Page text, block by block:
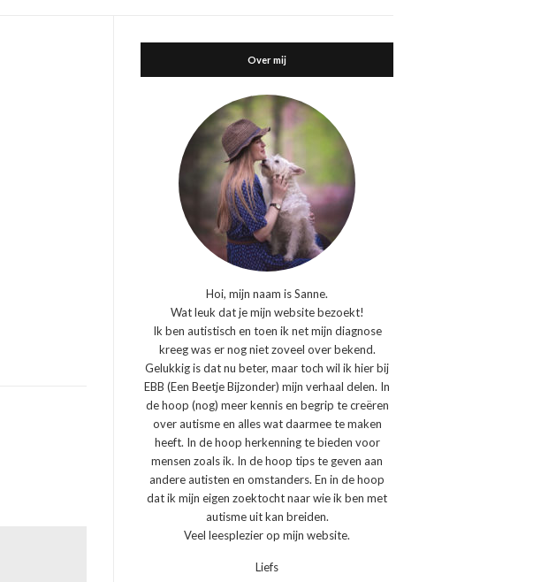
Over mij
Hoi, mijn naam is Sanne.
Wat leuk dat je mijn website bezoekt!
Ik ben autistisch en toen ik net mijn diagnose
kreeg was er nog niet zoveel over bekend.
Gelukkig is dat nu beter, maar toch wil ik hier bij
EBB (Een Beetje Bijzonder) mijn verhaal delen. In
de hoop (nog) meer kennis en begrip te creëren
over autisme en alles wat daarmee te maken
heeft. In de hoop herkenning te bieden voor
mensen zoals ik. In de hoop tips te geven aan
andere autisten en omstanders. En in de hoop
dat ik mijn eigen zoektocht naar wie ik ben met
autisme uit kan breiden.
Veel leesplezier op mijn website.
Liefs